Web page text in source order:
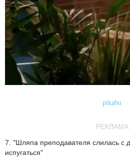
pikabu
РЕКЛАМА
7. "Шляпа преподавателя слилась с
испугаться"